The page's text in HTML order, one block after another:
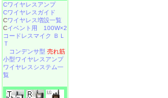
Cワイヤレスアンプ
Cワイヤレスガイド
Cワイヤレス増設一覧
Cイベント用 100W×2
コードレスマイク ＢＬ
Ｔ
コンデンサ型 売れ筋
小型ワイヤレスアンプ
ワイヤレスシステム一
覧